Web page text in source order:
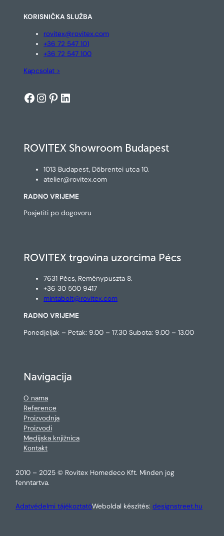
KORISNIČKA SLUŽBA
rovitex@rovitex.com
+36 72 547 101
+36 72 547 100
Kapcsolat >
Facebook
Instagram
Pinterest
LinkedIn
ROVITEX Showroom Budapest
1013 Budapest, Döbrentei utca 10.
atelier@rovitex.com
RADNO VRIJEME
Posjetiti po dogovoru
ROVITEX trgovina uzorcima Pécs
7631 Pécs, Reménypuszta 8.
+36 30 500 9417
mintabolt@rovitex.com
RADNO VRIJEME
Ponedjeljak – Petak: 9.00 – 17.30 Subota: 9.00 – 13.00
Navigacija
O nama
Reference
Proizvodnja
Proizvodi
Medijska knjižnica
Kontakt
2010 – 2025 © Rovitex Homedeco Kft. Minden jog
fenntartva.
Adatvédelmi tájékoztatóWeboldal készítés:designstreet.hu